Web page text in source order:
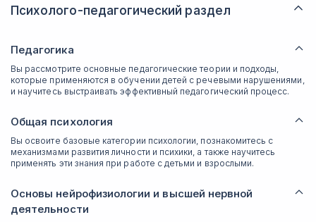
Психолого-педагогический раздел
Педагогика
Вы рассмотрите основные педагогические теории и подходы,
которые применяются в обучении детей с речевыми нарушениями,
и научитесь выстраивать эффективный педагогический процесс.
Общая психология
Вы освоите базовые категории психологии, познакомитесь с
механизмами развития личности и психики, а также научитесь
применять эти знания при работе с детьми и взрослыми.
Основы нейрофизиологии и высшей нервной
деятельности